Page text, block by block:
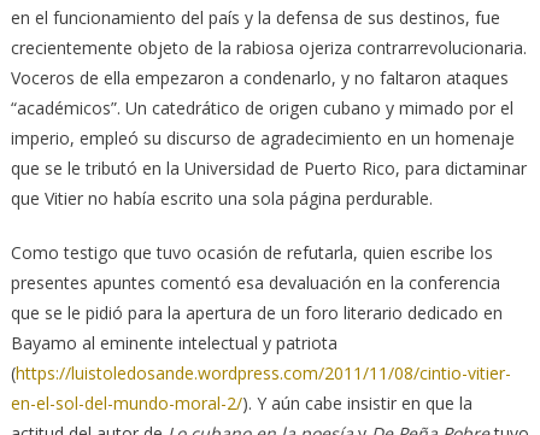
en el funcionamiento del país y la defensa de sus destinos, fue
crecientemente objeto de la rabiosa ojeriza contrarrevolucionaria.
Voceros de ella empezaron a condenarlo, y no faltaron ataques
“académicos”. Un catedrático de origen cubano y mimado por el
imperio, empleó su discurso de agradecimiento en un homenaje
que se le tributó en la Universidad de Puerto Rico, para dictaminar
que Vitier no había escrito una sola página perdurable.
Como testigo que tuvo ocasión de refutarla, quien escribe los
presentes apuntes comentó esa devaluación en la conferencia
que se le pidió para la apertura de un foro literario dedicado en
Bayamo al eminente intelectual y patriota
(https://luistoledosande.wordpress.com/2011/11/08/cintio-vitier-
en-el-sol-del-mundo-moral-2/). Y aún cabe insistir en que la